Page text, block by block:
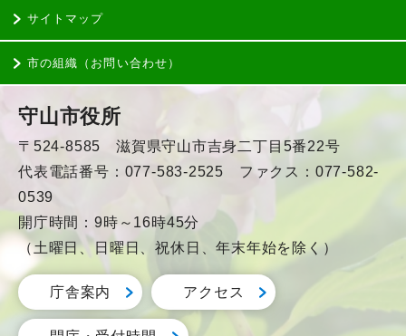
サイトマップ
市の組織（お問い合わせ）
守山市役所
〒524-8585 滋賀県守山市吉身二丁目5番22号
代表電話番号：077-583-2525 ファクス：077-582-
0539
開庁時間：9時～16時45分
（土曜日、日曜日、祝休日、年末年始を除く）
庁舎案内 アクセス